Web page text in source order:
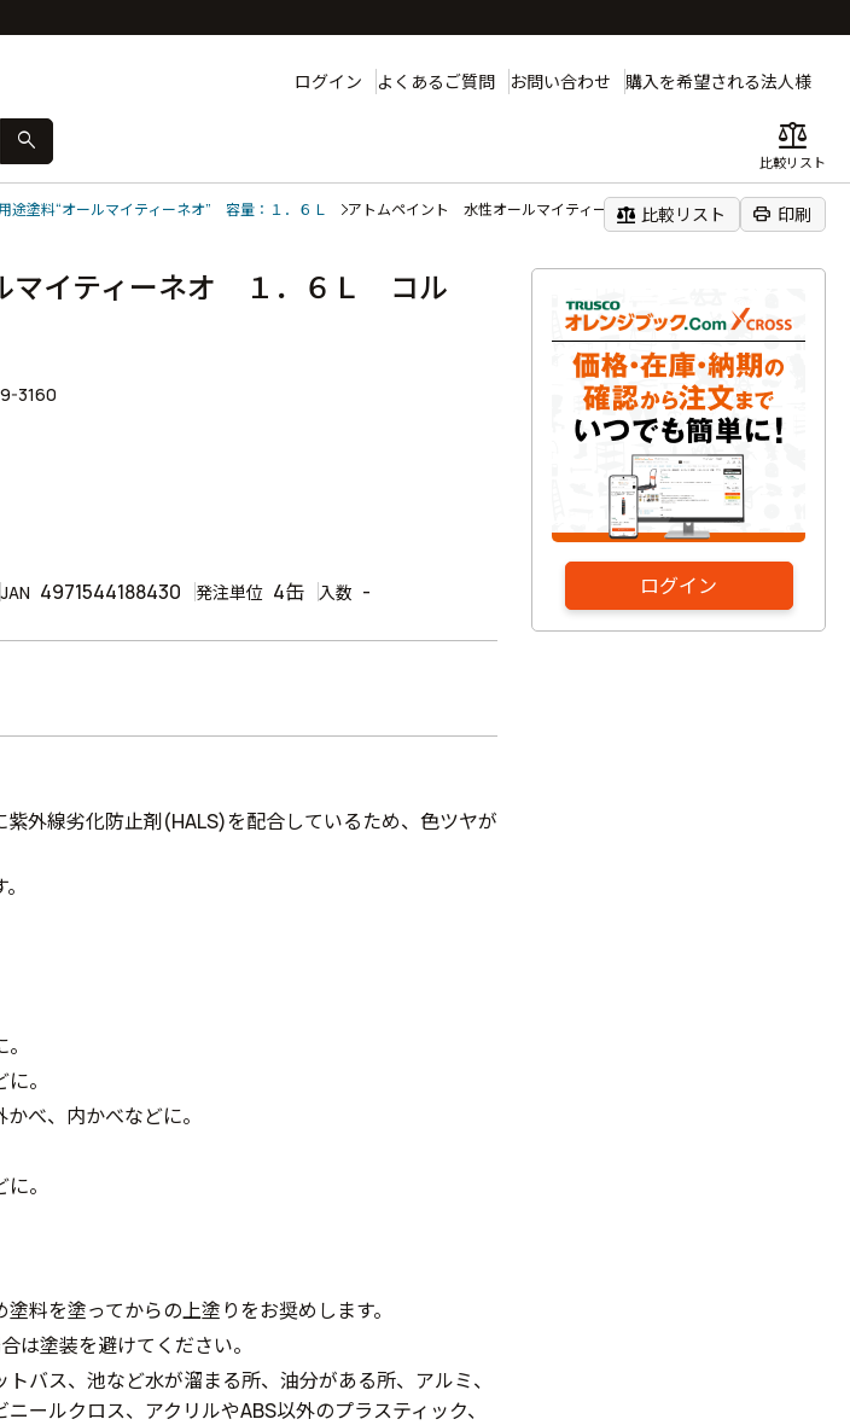
ログイン よくあるご質問 お問い合わせ 購入を希望される法人様
search balance
比較リスト
塗料“オールマイティーネオ” 容量：１．６Ｌ アトムペイント 水性オールマイティーネオ １．６Ｌ コルク
balance 比較リスト print 印刷
ログイン
マイティーネオ １．６Ｌ コル
3160
JAN 4971544188430 発注単位 4缶 入数 -
外線劣化防止剤(HALS)を配合しているため、色ツヤが
。
べ、内かべなどに。
。
料を塗ってからの上塗りをお奨めします。
は塗装を避けてください。
バス、池など水が溜まる所、油分がある所、アルミ、
ールクロス、アクリルやABS以外のプラスティック、